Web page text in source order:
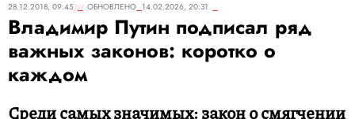
28.12.2018, 09:45
ОБНОВЛЕНО 14.02.2026, 20:31
Владимир Путин подписал ряд
важных законов: коротко о
каждом
Среди самых значимых: закон о смягчении